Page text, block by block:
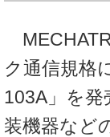
ク通信規格
103A」を発
装機器など